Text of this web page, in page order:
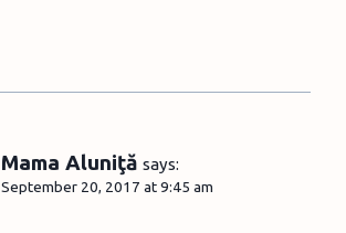
Mama Aluniţă says:
September 20, 2017 at 9:45 am